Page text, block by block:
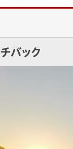
バック